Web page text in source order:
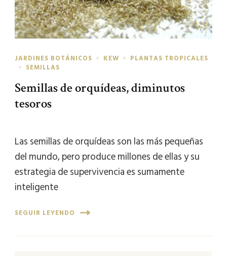
JARDINES BOTÁNICOS KEW
PLANTAS TROPICALES
SEMILLAS
Semillas de orquídeas, diminutos
tesoros
Las semillas de orquídeas son las más pequeñas
del mundo, pero produce millones de ellas y su
estrategia de supervivencia es sumamente
inteligente
SEGUIR LEYENDO